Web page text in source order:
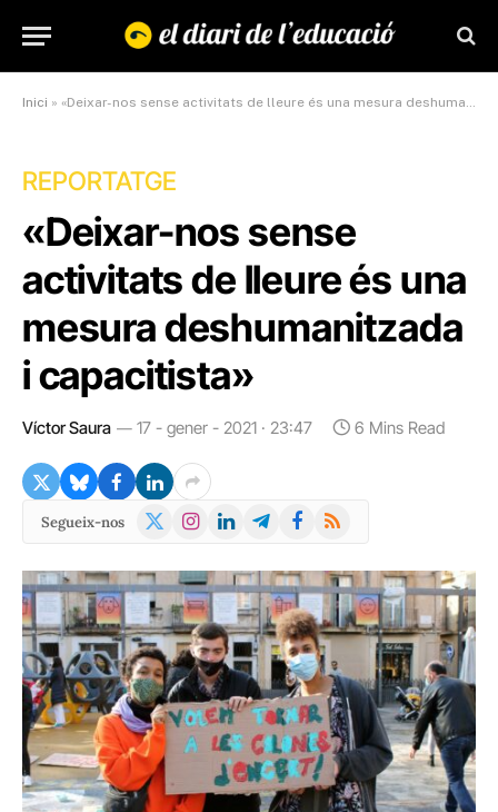
Inici » «Deixar-nos sense activitats de lleure és una mesura deshumanitzada i capacitista»
REPORTATGE
«Deixar-nos sense
activitats de lleure és una
mesura deshumanitzada
i capacitista»
Víctor Saura 17 - gener - 2021 · 23:47 6 Mins Read
Segueix-nos
X
Instagram
LinkedInTelegramFacebook
RSS